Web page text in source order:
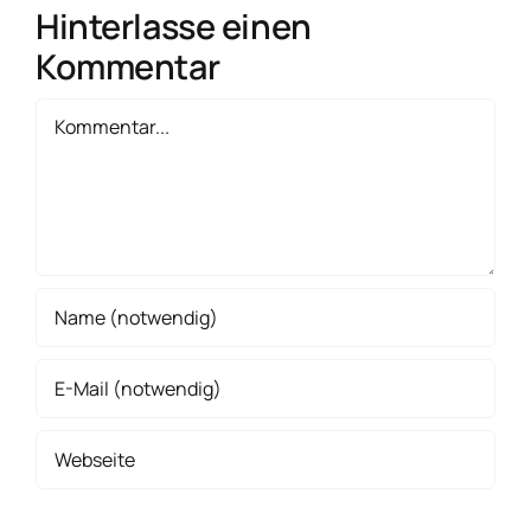
Hinterlasse einen
Kommentar
Kommentar